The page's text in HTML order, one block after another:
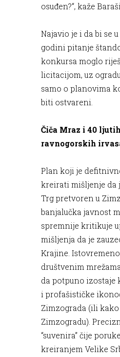
osuđen?“, kaže
Najavio je i da bi se
godini pitanje
konkursa moglo
licitacijom, uz
samo o planovima
biti ostvareni.
Čiča Mraz i 40 ljutih
ravnogorskih
Plan koji je
kreirati mišljenje da
Trg pretvoren u
banjalučka javnost
spremnije kritikuje
mišljenja da je
Krajine.
društvenim
da potpuno
i profašističke
Zimzograda (ili kako
Zimzogradu).
“suvenira” čije
kreiranjem Velike